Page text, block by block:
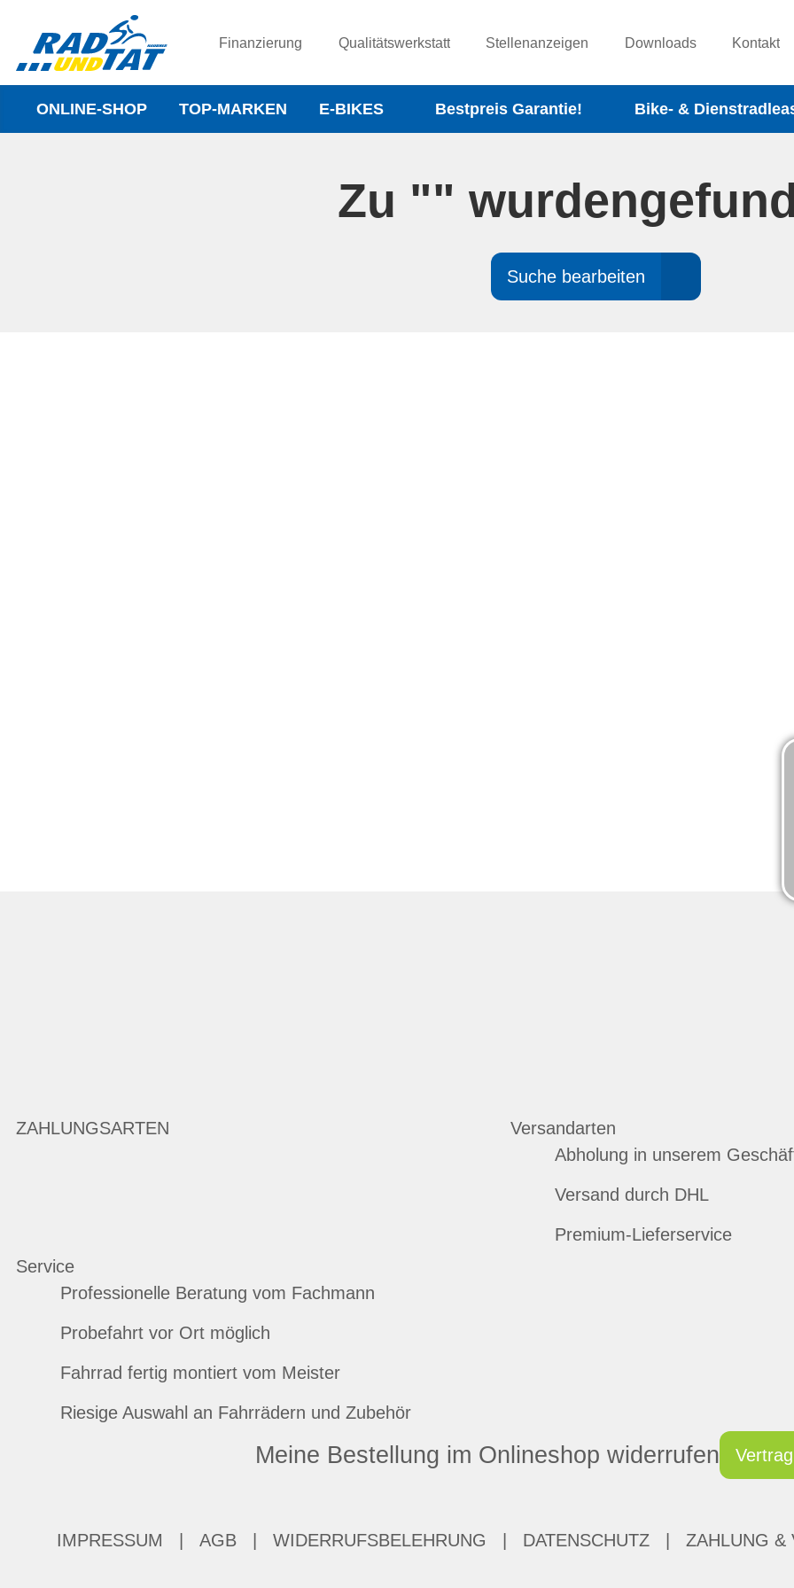
Finanzierung Qualitätswerkstatt Stellenanzeigen Downloads Kontakt
ONLINE-SHOP TOP-MARKEN E-BIKES Bestpreis Garantie! Bike- &
Zu "" wurden
Suche bearbeiten
ZAHLUNGSARTEN
Versandarten
Abholung in unserem
Versand durch DHL
Premium-Lieferservice
Service
Professionelle Beratung vom Fachmann
Probefahrt vor Ort möglich
Fahrrad fertig montiert vom Meister
Riesige Auswahl an Fahrrädern und Zubehör
Meine Bestellung im Onlineshop widerrufen
IMPRESSUM AGB WIDERRUFSBELEHRUNG DATENSCHUTZ ZAHLUNG &